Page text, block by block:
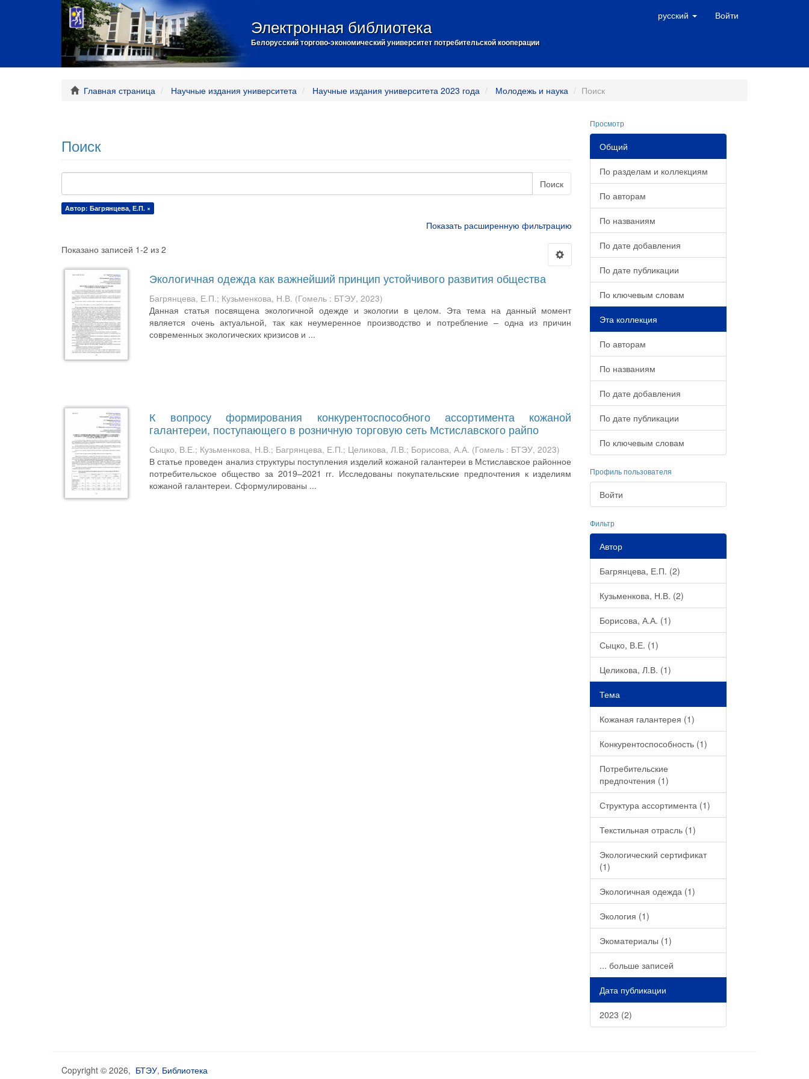
Электронная библиотека
Белорусский торгово-экономический университет потребительской кооперации
русский Войти
Главная страница Научные издания университета Научные издания университета 2023 года Молодежь и наука Поиск
Поиск
Поиск
Автор: Багрянцева, Е.П. ×
Показать расширенную фильтрацию
Показано записей 1-2 из 2
Экологичная одежда как важнейший принцип устойчивого развития общества
Багрянцева, Е.П.; Кузьменкова, Н.В. (Гомель : БТЭУ,2023)
Данная статья посвящена экологичной одежде и экологии в целом. Эта тема на данный момент
является очень актуальной, так как неумеренное производство и потребление – одна из причин
современных экологических кризисов и ...
К вопросу формирования конкурентоспособного ассортимента кожаной
галантереи, поступающего в розничную торговую сеть Мстиславского райпо
Сыцко, В.Е.; Кузьменкова, Н.В.; Багрянцева, Е.П.; Целикова, Л.В.; Борисова, А.А. (Гомель : БТЭУ,2023)
В статье проведен анализ структуры поступления изделий кожаной галантереи в Мстиславское районное
потребительское общество за 2019–2021 гг. Исследованы покупательские предпочтения к изделиям
кожаной галантереи. Сформулированы ...
Просмотр
Общий
По разделам и коллекциям
По авторам
По названиям
По дате добавления
По дате публикации
По ключевым словам
Эта коллекция
По авторам
По названиям
По дате добавления
По дате публикации
По ключевым словам
Профиль пользователя
Войти
Фильтр
Автор
Багрянцева, Е.П. (2)
Кузьменкова, Н.В. (2)
Борисова, А.А. (1)
Сыцко, В.Е. (1)
Целикова, Л.В. (1)
Тема
Кожаная галантерея (1)
Конкурентоспособность (1)
Потребительские
предпочтения (1)
Структура ассортимента (1)
Текстильная отрасль (1)
Экологический сертификат
(1)
Экологичная одежда (1)
Экология (1)
Экоматериалы (1)
... больше записей
Дата публикации
2023 (2)
Copyright © 2026, БТЭУ, Библиотека